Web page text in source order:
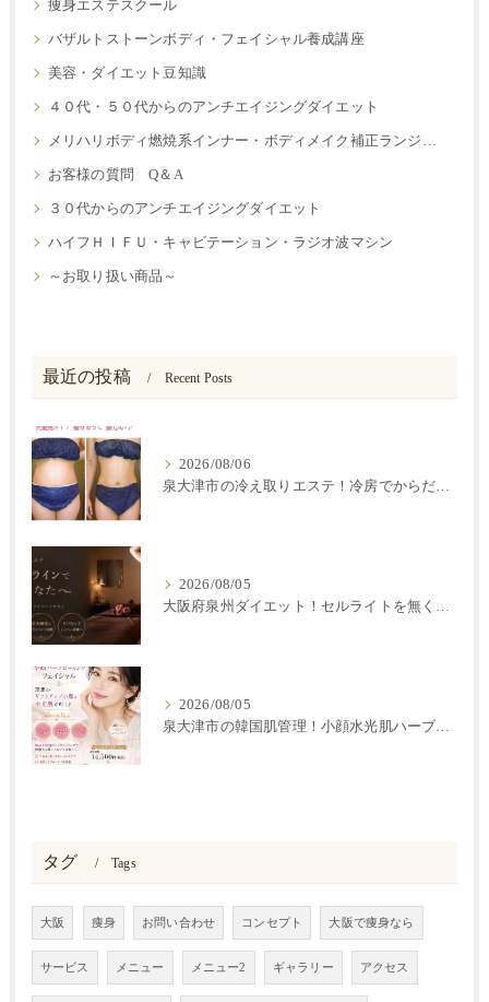
痩身エステスクール
バザルトストーンボディ・フェイシャル養成講座
美容・ダイエット豆知識
４０代・５０代からのアンチエイジングダイエット
メリハリボディ燃焼系インナー・ボディメイク補正ランジェリー
お客様の質問 Q＆A
３０代からのアンチエイジングダイエット
ハイフＨＩＦＵ・キャビテーション・ラジオ波マシン
～お取り扱い商品～
最近の投稿 Recent Posts
2026/08/06
泉大津市の冷え取りエステ！冷房でからだが冷えると痩せにくい？
2026/08/05
大阪府泉州ダイエット！セルライトを無くす方法
2026/08/05
泉大津市の韓国肌管理！小顔水光肌ハーブピーリング
タグ Tags
大阪 痩身 お問い合わせ コンセプト 大阪で痩身なら
サービス メニュー メニュー2 ギャラリー アクセス